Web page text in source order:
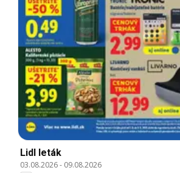
Lidl leták
03.08.2026- 09.08.2026